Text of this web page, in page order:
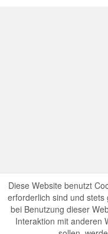
Diese Website benutzt
erforderlich sind und
bei Benutzung dieser
Interaktion mit anderen